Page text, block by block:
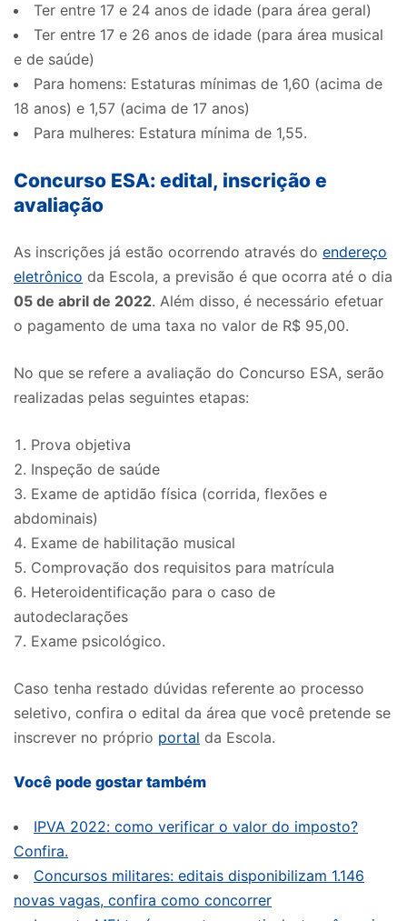
Ter entre 17 e 24 anos de idade (para área geral)
Ter entre 17 e 26 anos de idade (para área musical
e de saúde)
Para homens: Estaturas mínimas de 1,60 (acima de
18 anos) e 1,57 (acima de 17 anos)
Para mulheres: Estatura mínima de 1,55.
Concurso ESA: edital, inscrição e
avaliação
As inscrições já estão ocorrendo através do endereço
eletrônico da Escola, a previsão é que ocorra até o dia
05 de abril de 2022. Além disso, é necessário efetuar
o pagamento de uma taxa no valor de R$ 95,00.
No que se refere a avaliação do Concurso ESA, serão
realizadas pelas seguintes etapas:
Prova objetiva
Inspeção de saúde
Exame de aptidão física (corrida, flexões e
abdominais)
Exame de habilitação musical
Comprovação dos requisitos para matrícula
Heteroidentificação para o caso de
autodeclarações
Exame psicológico.
Caso tenha restado dúvidas referente ao processo
seletivo, confira o edital da área que você pretende se
inscrever no próprio portal da Escola.
Você pode gostar também
IPVA 2022: como verificar o valor do imposto?
Confira.
Concursos militares: editais disponibilizam 1.146
novas vagas, confira como concorrer